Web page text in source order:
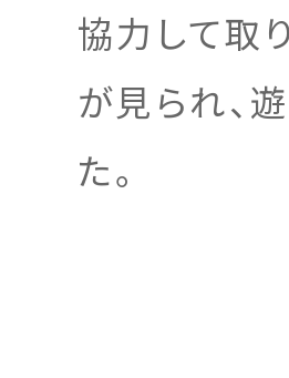
協力して取
が見られ、
た。